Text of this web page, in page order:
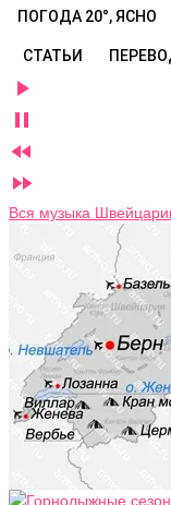
ПОГОДА 20°, ЯСНО
СТАТЬИ




Вся музыка